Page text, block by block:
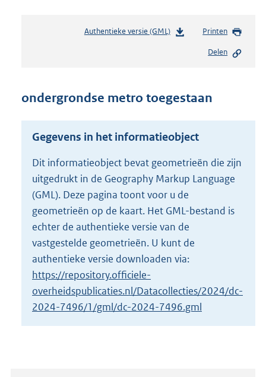
Authentieke versie (GML)b
n
d
s
r
o
t
t
e
2
K
b
Printen
Delen
ondergrondse metro toegestaan
Gegevens in het informatieobject
Dit informatieobject bevat geometrieën die zijn
uitgedrukt in de Geography Markup Language
(GML). Deze pagina toont voor u de
geometrieën op de kaart. Het GML-bestand is
echter de authentieke versie van de
vastgestelde geometrieën. U kunt de
authentieke versie downloaden via:
https://repository.officiele-
overheidspublicaties.nl/Datacollecties/2024/dc-
2024-7496/1/gml/dc-2024-7496.gml